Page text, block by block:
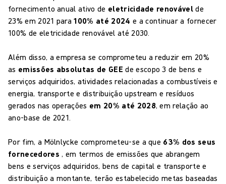
fornecimento anual ativo de eletricidade renovável de
23% em 2021 para100% até 2024 e a continuar a fornecer
100% de eletricidade renovável até 2030.
Além disso, a empresa se comprometeu a reduzir em 20%
as emissões absolutas de GEE de escopo 3 de bens e
serviços adquiridos, atividades relacionadas a combustíveis e
energia, transporte e distribuição upstream e resíduos
gerados nas operações em 20% até 2028, em relação ao
ano-base de 2021.
Por fim, a Mölnlycke comprometeu-se a que 63% dos seus
fornecedores , em termos de emissões que abrangem
bens e serviços adquiridos, bens de capital e transporte e
distribuição a montante, terão estabelecido metas baseadas